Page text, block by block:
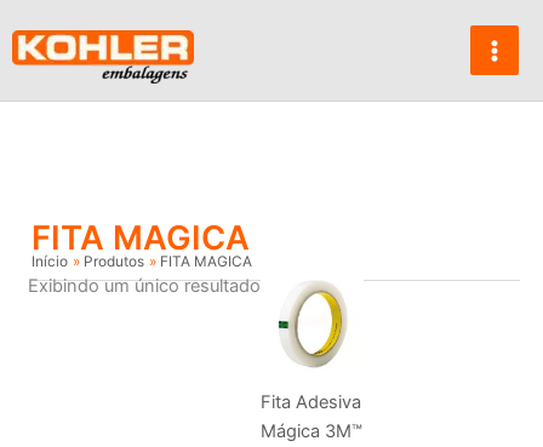
para
conteúdo
FITA MAGICA
Início Produtos FITA MAGICA
Exibindo um único resultado
Fita Adesiva
Mágica 3M™